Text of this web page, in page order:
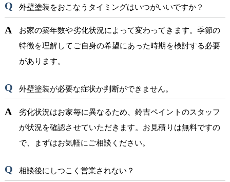
外壁塗装をおこなうタイミングはいつがいいですか？
お家の築年数や劣化状況によって変わってきます。季節の
特徴を理解してご自身の希望にあった時期を検討する必要
があります。
外壁塗装が必要な症状か判断ができません。
劣化状況はお家毎に異なるため、鈴吉ペイントのスタッフ
が状況を確認させていただきます。お見積りは無料ですの
で、まずはお気軽にご相談ください。
相談後にしつこく営業されない？